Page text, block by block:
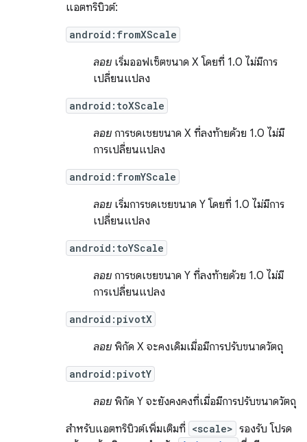
แอตทริบิวต์:
android:fromXScale
ลอย เริ่มออฟเซ็ตขนาด X โดยที่ 1.0 ไม่มีการ
เปลี่ยนแปลง
android:toXScale
ลอย การชดเชยขนาด X ที่ลงท้ายด้วย 1.0 ไม่มี
การเปลี่ยนแปลง
android:fromYScale
ลอย เริ่มการชดเชยขนาด Y โดยที่ 1.0 ไม่มีการ
เปลี่ยนแปลง
android:toYScale
ลอย การชดเชยขนาด Y ที่ลงท้ายด้วย 1.0 ไม่มี
การเปลี่ยนแปลง
android:pivotX
ลอย พิกัด X จะคงเดิมเมื่อมีการปรับขนาดวัตถุ
android:pivotY
ลอย พิกัด Y จะยังคงคงที่เมื่อมีการปรับขนาดวัตถุ
สำหรับแอตทริบิวต์เพิ่มเติมที่ <scale> รองรับ โปรด